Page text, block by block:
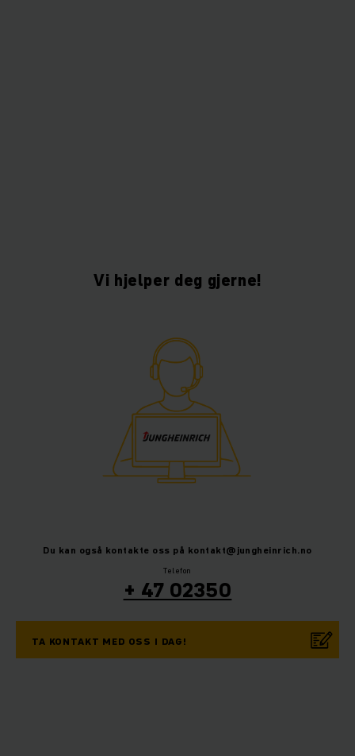
Vi hjelper deg gjerne!
Du kan også kontakte oss på kontakt@jungheinrich.no
Telefon
+ 47 02350
TA KONTAKT MED OSS I DAG!